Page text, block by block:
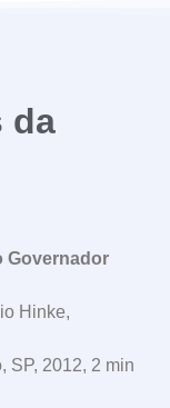
da
Governador
Hinke,
SP, 2012, 2 min